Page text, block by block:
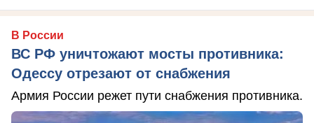
В России
ВС РФ уничтожают мосты противника:
Одессу отрезают от снабжения
Армия России режет пути снабжения противника.